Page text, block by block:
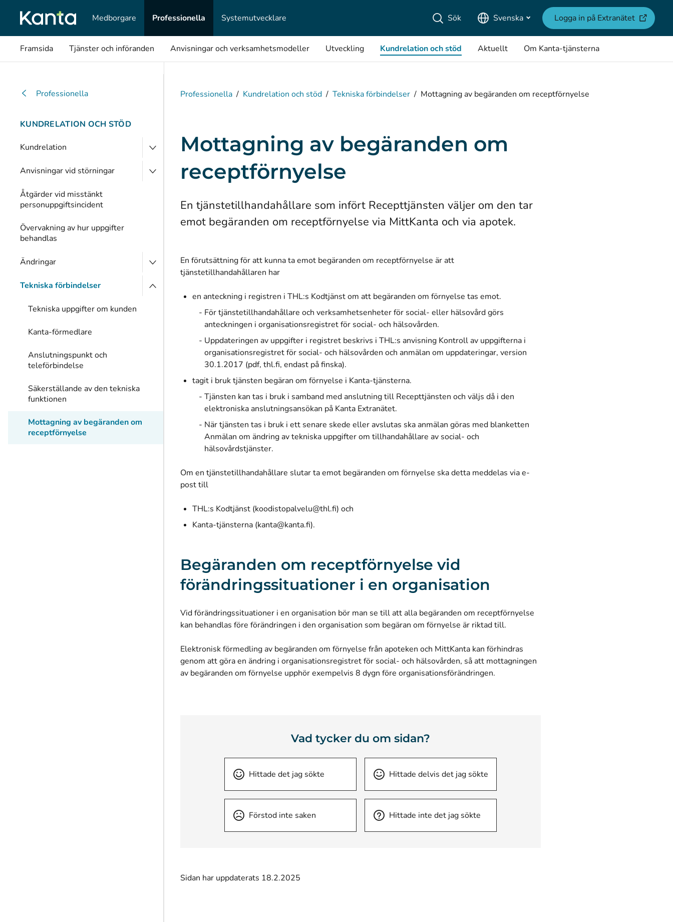
Medborgare
Professionella Systemutvecklare Sök Svenska Logga in på Extranätet(öppnas i
Framsida Tjänster och införanden Anvisningar och verksamhetsmodeller Utveckling Kundrelation och stöd Aktuellt Om Kanta-tjänsterna
Professionella
KUNDRELATION OCH STÖD
Kundrelation
Anvisningar vid störningar
Åtgärder vid misstänkt
personuppgiftsincident
Övervakning av hur uppgifter
behandlas
Ändringar
Tekniska förbindelser
Tekniska uppgifter om kunden
Kanta-förmedlare
Anslutningspunkt och
teleförbindelse
Säkerställande av den tekniska
funktionen
Mottagning av begäranden om
receptförnyelse
Professionella / Kundrelation och stöd / Tekniska förbindelser / Mottagning av begäranden om receptförnyelse
Mottagning av begäranden om
receptförnyelse
En tjänstetillhandahållare som infört Recepttjänsten väljer om den tar
emot begäranden om receptförnyelse via MittKanta och via apotek.
En förutsättning för att kunna ta emot begäranden om receptförnyelse är att
tjänstetillhandahållaren har
en anteckning i registren i THL:s Kodtjänst om att begäranden om förnyelse tas emot.
För tjänstetillhandahållare och verksamhetsenheter för social- eller hälsovård görs
anteckningen i organisationsregistret för social- och hälsovården.
Uppdateringen av uppgifter i registret beskrivs i THL:s anvisning Kontroll av uppgifterna i
organisationsregistret för social- och hälsovården och anmälan om uppdateringar, version
30.1.2017 (pdf, thl.fi, endast på finska).
tagit i bruk tjänsten begäran om förnyelse i Kanta-tjänsterna.
Tjänsten kan tas i bruk i samband med anslutning till Recepttjänsten och väljs då i den
elektroniska anslutningsansökan på Kanta Extranätet.
När tjänsten tas i bruk i ett senare skede eller avslutas ska anmälan göras med blanketten
Anmälan om ändring av tekniska uppgifter om tillhandahållare av social- och
hälsovårdstjänster.
Om en tjänstetillhandahållare slutar ta emot begäranden om förnyelse ska detta meddelas via e-
post till
THL:s Kodtjänst (koodistopalvelu@thl.fi) och
Kanta-tjänsterna (kanta@kanta.fi).
Begäranden om receptförnyelse vid
förändringssituationer i en organisation
Vid förändringssituationer i en organisation bör man se till att alla begäranden om receptförnyelse
kan behandlas före förändringen i den organisation som begäran om förnyelse är riktad till.
Elektronisk förmedling av begäranden om förnyelse från apoteken och MittKanta kan förhindras
genom att göra en ändring i organisationsregistret för social- och hälsovården, så att mottagningen
av begäranden om förnyelse upphör exempelvis 8 dygn före organisationsförändringen.
Vad tycker du om sidan?
Hittade det jag sökte Hittade delvis det jag sökte
Förstod inte saken Hittade inte det jag sökte
Sidan har uppdaterats 18.2.2025